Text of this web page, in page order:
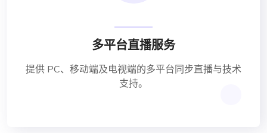
多平台直播服务
提供 PC、移动端及电视端的多平台同步直播与技术
支持。